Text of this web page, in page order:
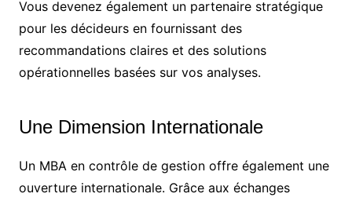
Vous devenez également un partenaire stratégique
pour les décideurs en fournissant des
recommandations claires et des solutions
opérationnelles basées sur vos analyses.
Une Dimension Internationale
Un MBA en contrôle de gestion offre également une
ouverture internationale. Grâce aux échanges